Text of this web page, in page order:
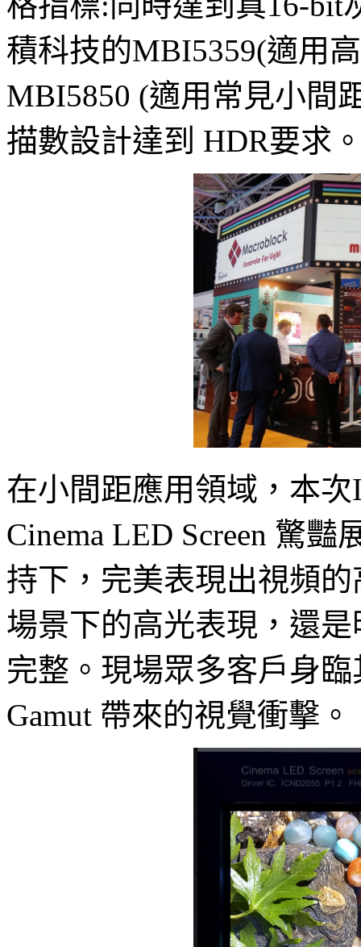
積科技的MBI5359(適用
MBI5850 (適用常見小間
描數設計達到 HDR要求
在小間距應用領域，本
Cinema LED Screen 驚
持下，完美表現出視頻
場景下的高光表現，還
完整。現場眾多客戶身臨
Gamut 帶來的視覺衝擊。